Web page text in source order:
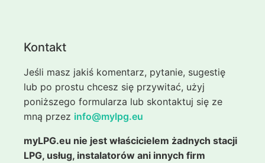
Kontakt
Jeśli masz jakiś komentarz, pytanie, sugestię
lub po prostu chcesz się przywitać, użyj
poniższego formularza lub skontaktuj się ze
mną przez info@mylpg.eu
myLPG.eu nie jest właścicielem żadnych stacji
LPG, usług, instalatorów ani innych firm